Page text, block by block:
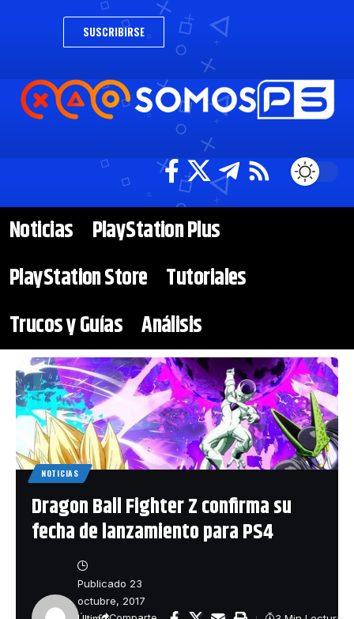
SUSCRIBIRSE
Noticias
PlayStation Plus
PlayStation Store Tutoriales
Trucos y Guías Análisis
NOTICIAS
Dragon Ball Fighter Z confirma su
fecha de lanzamiento para PS4
Publicado 23
octubre, 2017